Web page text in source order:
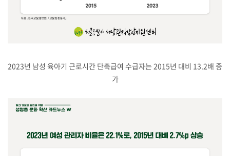
2023년 남성 육아기 근로시간 단축급여 수급자는 2015년 대비 13.2배 증
가